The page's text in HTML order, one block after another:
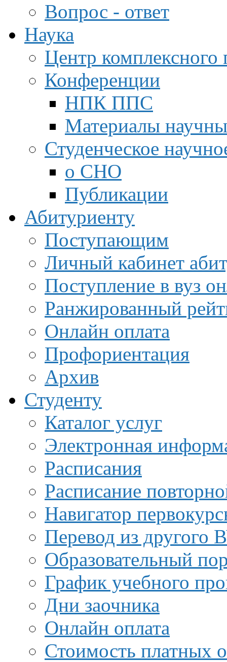
Вопрос - ответ
Наука
Центр
Конференции
НПК ППС
Материалы
Студенческое
о СНО
Публикации
Абитуриенту
Поступающим
Личный кабинет
Поступление в вуз
Ранжированный
Онлайн оплата
Профориентация
Архив
Студенту
Каталог услуг
Электронная
Расписания
Расписание
Навигатор
Перевод из другого
Образовательный
График учебного
Дни заочника
Онлайн оплата
Стоимость платных